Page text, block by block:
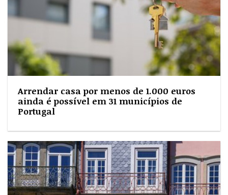
Arrendar casa por menos de 1.000 euros
ainda é possível em 31 municípios de
Portugal